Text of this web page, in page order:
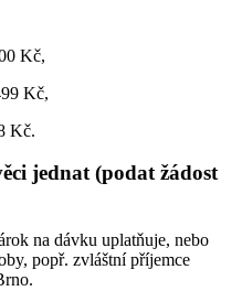
Kč,
Kč,
Kč.
jednat (podat žádost
na dávku uplatňuje, nebo
popř. zvláštní příjemce